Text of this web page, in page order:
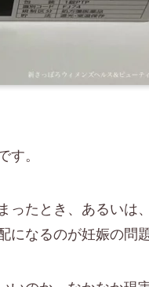
。
たとき、あるいは
なるのが妊娠の問